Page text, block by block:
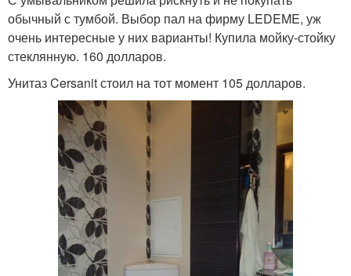
обычный с тумбой. Выбор пал на фирму LEDEME, уж
очень интересные у них варианты! Купила мойку-стойку
стеклянную. 160 долларов.
Унитаз Cersanit стоил на тот момент 105 долларов.